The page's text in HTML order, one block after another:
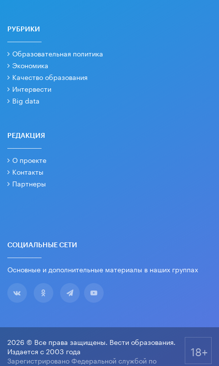
РУБРИКИ
Образовательная политика
Экономика
Качество образования
Интервести
Big data
РЕДАКЦИЯ
О проекте
Контакты
Партнеры
СОЦИАЛЬНЫЕ СЕТИ
Основные и дополнительные материалы в наших группах
2026 © Все права защищены. Вести образования.
Издается с 2003 года
Зарегистрировано Федеральной службой по
18+